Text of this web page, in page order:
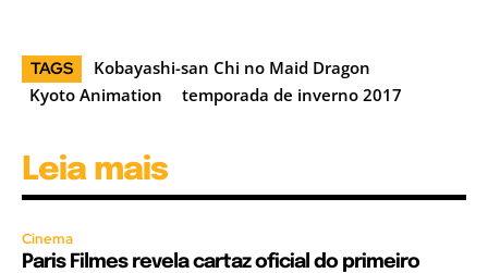
TAGS
Kobayashi-san Chi no Maid Dragon
Kyoto Animation
temporada de inverno 2017
Leia mais
Cinema
Paris Filmes revela cartaz oficial do primeiro